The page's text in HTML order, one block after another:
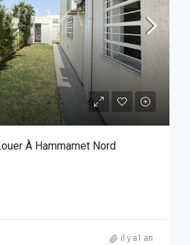
À Hammamet Nord
il y a1 an